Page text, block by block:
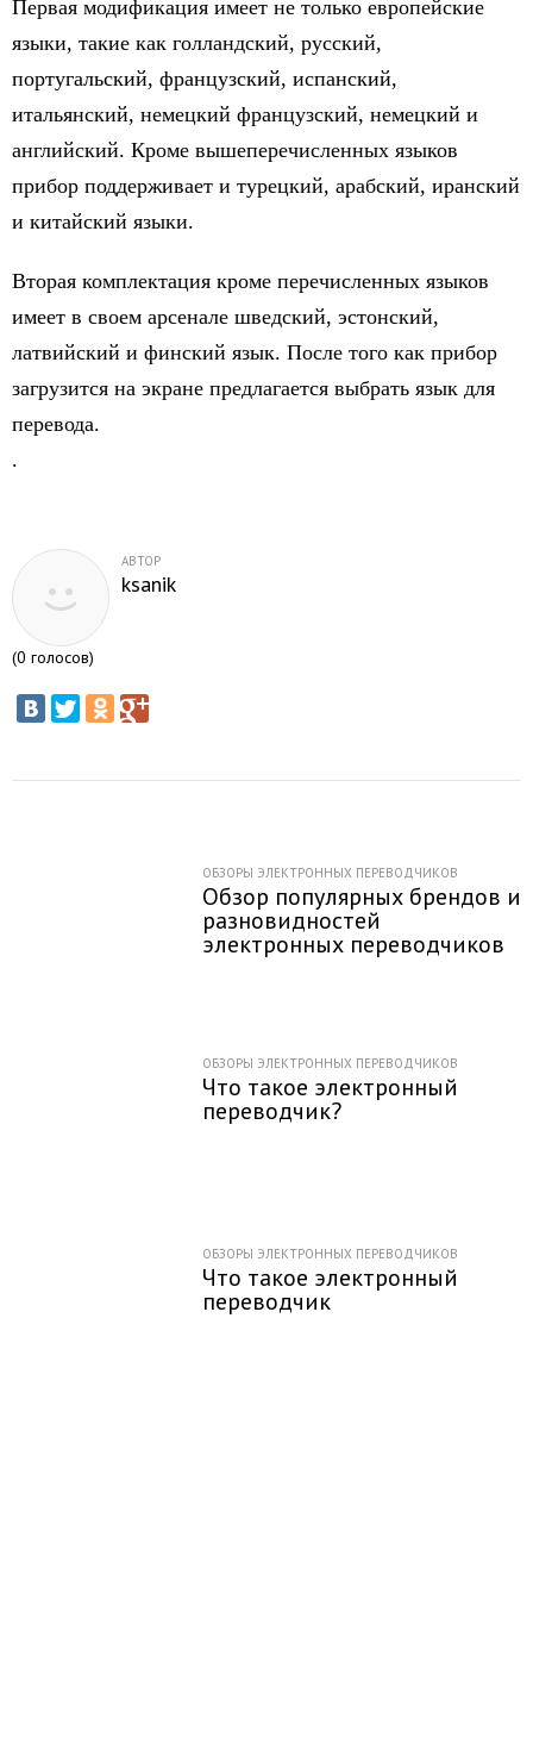
Первая модификация имеет не только европейские
языки, такие как голландский, русский,
португальский, французский, испанский,
итальянский, немецкий французский, немецкий и
английский. Кроме вышеперечисленных языков
прибор поддерживает и турецкий, арабский, иранский
и китайский языки.
Вторая комплектация кроме перечисленных языков
имеет в своем арсенале шведский, эстонский,
латвийский и финский язык. После того как прибор
загрузится на экране предлагается выбрать язык для
перевода.
.
АВТОР
ksanik
(0 голосов)
ОБЗОРЫ ЭЛЕКТРОННЫХ ПЕРЕВОДЧИКОВ
Обзор популярных брендов и
разновидностей
электронных переводчиков
ОБЗОРЫ ЭЛЕКТРОННЫХ ПЕРЕВОДЧИКОВ
Что такое электронный
переводчик?
ОБЗОРЫ ЭЛЕКТРОННЫХ ПЕРЕВОДЧИКОВ
Что такое электронный
переводчик